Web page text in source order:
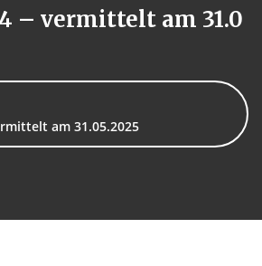
– vermittelt am 31.0
am 31.05.2025